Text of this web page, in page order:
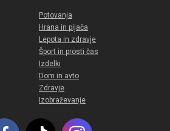
Potovanja
Hrana in pijača
Lepota in zdravje
Šport in prosti čas
Izdelki
Dom in avto
Zdravje
Izobraževanje